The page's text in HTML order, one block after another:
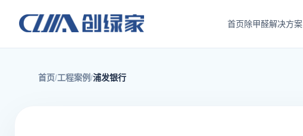
首页除甲醛解决方案
首页 工程案例 浦发银行